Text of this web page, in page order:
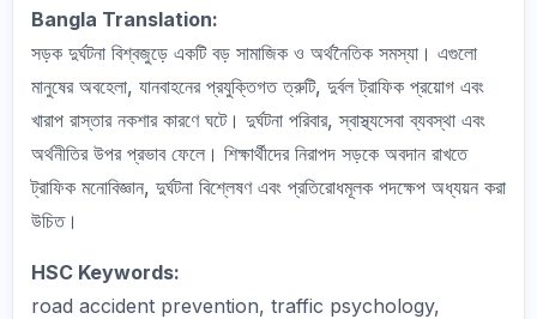
Bangla Translation:
সড়ক দুর্ঘটনা বিশ্বজুড়ে একটি বড় সামাজিক ও অর্থনৈতিক সমস্যা। এগুলো
মানুষের অবহেলা, যানবাহনের প্রযুক্তিগত ত্রুটি, দুর্বল ট্রাফিক প্রয়োগ এবং
খারাপ রাস্তার নকশার কারণে ঘটে। দুর্ঘটনা পরিবার, স্বাস্থ্যসেবা ব্যবস্থা এবং
অর্থনীতির উপর প্রভাব ফেলে। শিক্ষার্থীদের নিরাপদ সড়কে অবদান রাখতে
ট্রাফিক মনোবিজ্ঞান, দুর্ঘটনা বিশ্লেষণ এবং প্রতিরোধমূলক পদক্ষেপ অধ্যয়ন করা
উচিত।
HSC Keywords:
road accident prevention, traffic psychology,